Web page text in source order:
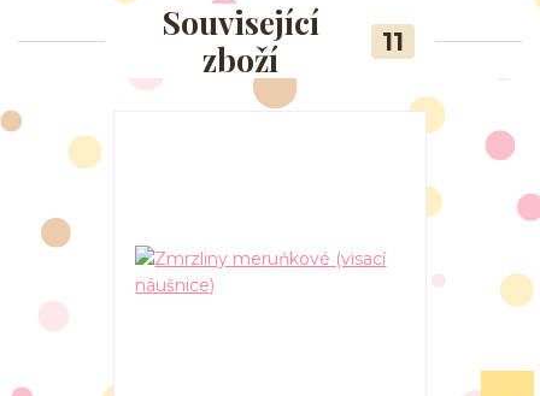
Související
zboží
11